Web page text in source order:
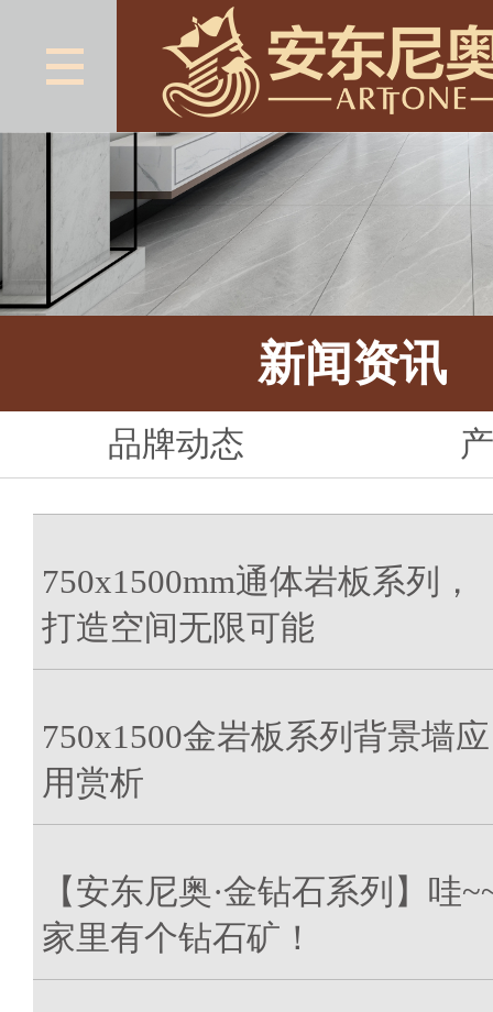
新闻资讯
品牌动态
750x1500mm通体岩板系列，
打造空间无限可能
750x1500金岩板系列背景墙应
用赏析
【安东尼奥·金钻石系列】哇
家里有个钻石矿！